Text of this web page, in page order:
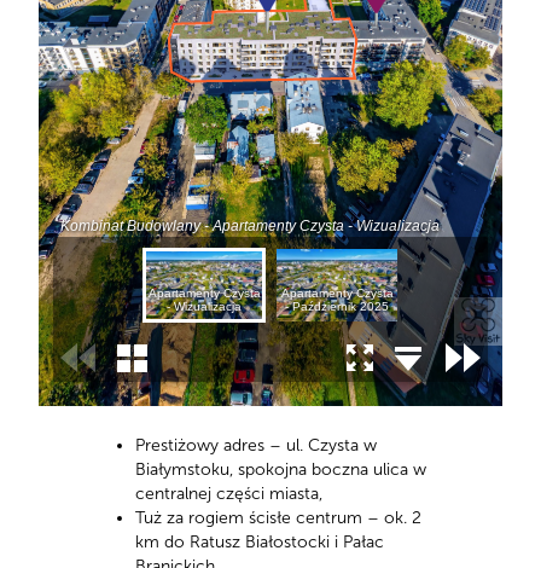
Prestiżowy adres – ul. Czysta w
Białymstoku, spokojna boczna ulica w
centralnej części miasta,
Tuż za rogiem ścisłe centrum – ok. 2
km do Ratusz Białostocki i Pałac